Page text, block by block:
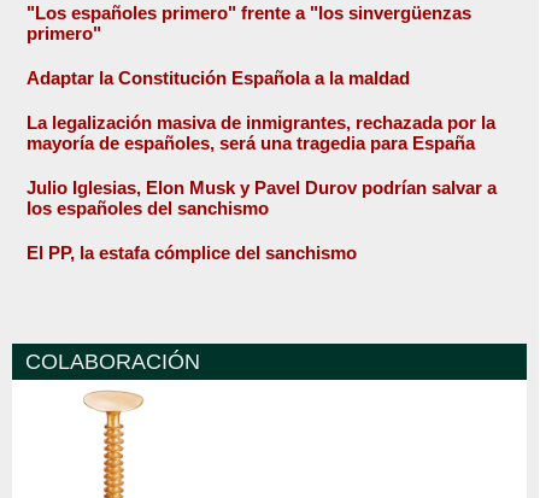
"Los españoles primero" frente a "los sinvergüenzas
primero"
Adaptar la Constitución Española a la maldad
La legalización masiva de inmigrantes, rechazada por la
mayoría de españoles, será una tragedia para España
Julio Iglesias, Elon Musk y Pavel Durov podrían salvar a
los españoles del sanchismo
El PP, la estafa cómplice del sanchismo
COLABORACIÓN